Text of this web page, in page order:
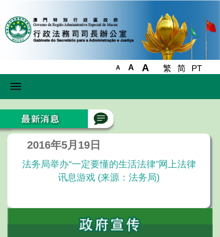
A A A 繁 简 PT
Toggle
2016年5月19日
法务局举办“一定要懂的生活法律”网上法律
讯息游戏 (来源：法务局)